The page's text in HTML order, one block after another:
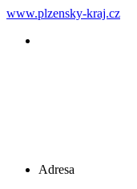
www.plzensky-kraj.cz
Adresa